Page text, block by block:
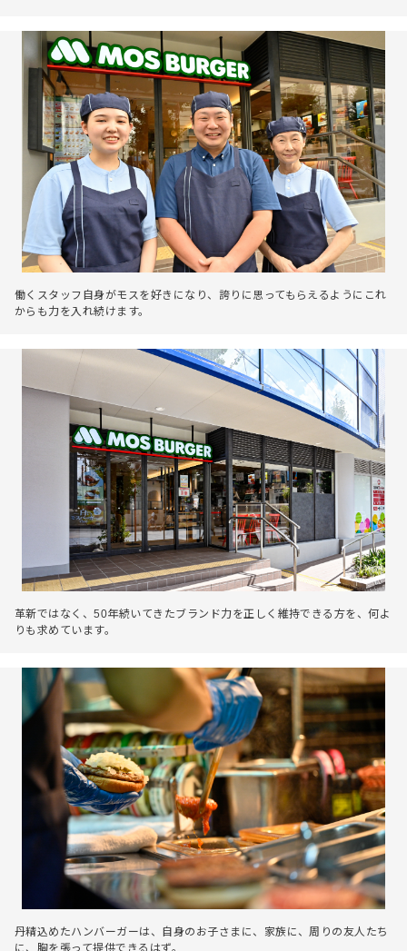
働くスタッフ自身がモスを好きになり、誇りに思ってもらえるようにこれ
からも力を入れ続けます。
革新ではなく、50年続いてきたブランド力を正しく維持できる方を、何よ
りも求めています。
丹精込めたハンバーガーは、自身のお子さまに、家族に、周りの友人たち